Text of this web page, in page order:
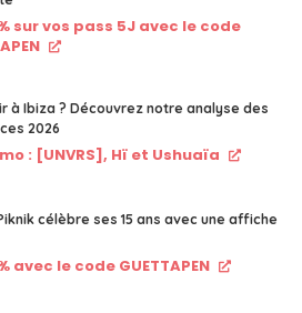
sur vos pass 5J avec le code
à Ibiza ? Découvrez notre analyse des
2026
: [UNVRS], Hï et Ushuaïa
célèbre ses 15 ans avec une affiche
avec le code GUETTAPEN